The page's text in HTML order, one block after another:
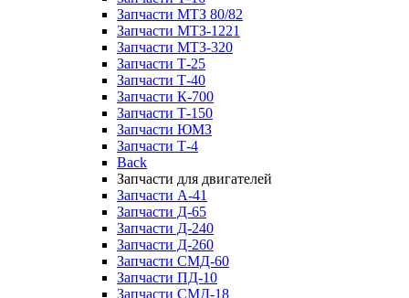
Запчасти МТЗ 80/82
Запчасти МТЗ-1221
Запчасти МТЗ-320
Запчасти Т-25
Запчасти Т-40
Запчасти К-700
Запчасти Т-150
Запчасти ЮМЗ
Запчасти Т-4
Back
Запчасти для двигателей
Запчасти А-41
Запчасти Д-65
Запчасти Д-240
Запчасти Д-260
Запчасти СМД-60
Запчасти ПД-10
Запчасти СМД-18